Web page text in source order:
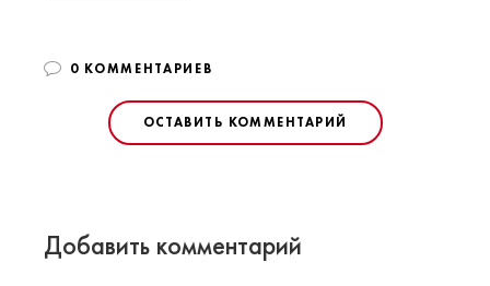
0 КОММЕНТАРИЕВ
ОСТАВИТЬ КОММЕНТАРИЙ
Добавить комментарий